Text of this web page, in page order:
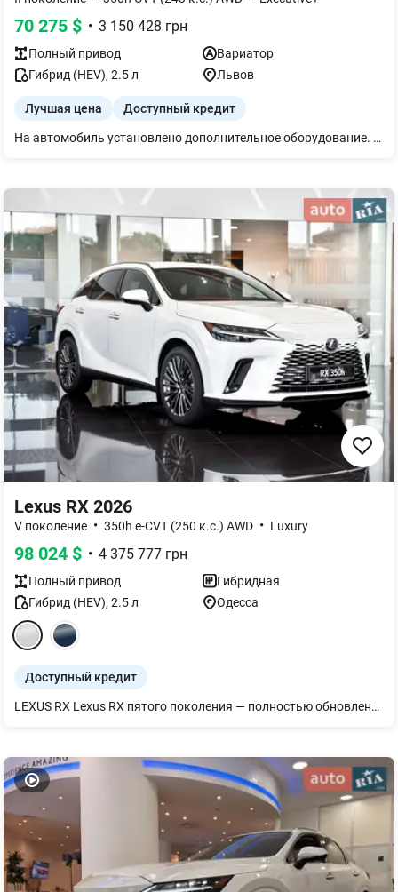
70 275 $ • 3 150 428 грн
Полный привод
Вариатор
Гибрид (HEV), 2.5л Львов
Лучшая цена Доступный кредит
На автомобиль установлено дополнительное оборудование. Детали уточняйте у консультанта.
Lexus RX 2026
V поколение • 350h e-CVT (250 к.с.) AWD • Luxury
98 024 $ • 4 375 777 грн
Полный привод
Гибридная
Гибрид (HEV), 2.5л Одесса
Доступный кредит
LEXUS RX Lexus RX пятого поколения — полностью обновленная модель, которая открывает новый важный раздел в эволюции культового кроссовера. ОБНОВЛЕННЫЙ ХАРАКТЕР УПРАВЛЕНИЯ Чтобы обеспечить более точные реакции на действия водителя, RX претерпел много изменений: был снижен центр тяжести, изменены инерционные показатели, характеристики двигателя и трансмиссии, а также уменьшен вес. Модель построена на платформе GA-K, заднюю часть которой полностью переосмыслили для еще более точной настройки подвески. Это значительно улучшает характеристики и комфорт модели, а также делает ее более бесшумной. Ждем Вас в нашем дилерском центре.